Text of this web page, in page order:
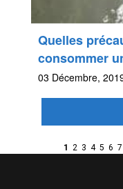
Quelles
consommer
03 Décembre,
1 2 3 4 5 6 7